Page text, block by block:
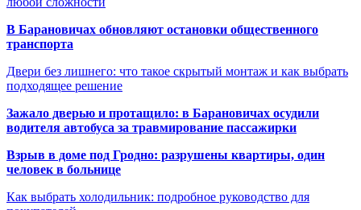
В Барановичах обновляют остановки общественного
транспорта
Двери без лишнего: что такое скрытый монтаж и как выбрать
подходящее решение
Зажало дверью и протащило: в Барановичах осудили
водителя автобуса за травмирование пассажирки
Взрыв в доме под Гродно: разрушены квартиры, один
человек в больнице
Как выбрать холодильник: подробное руководство для